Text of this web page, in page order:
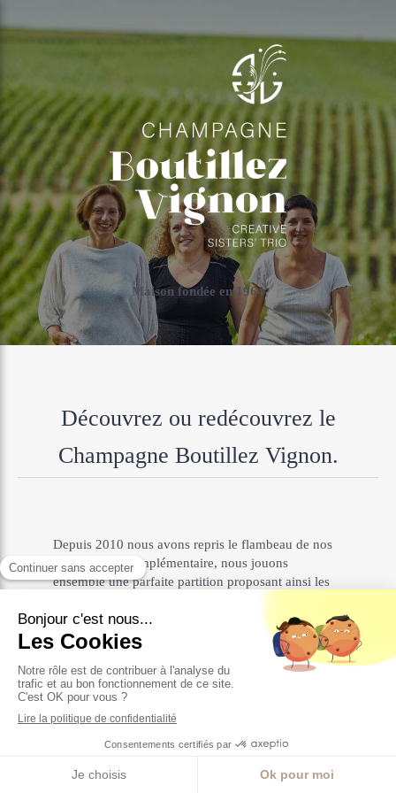
Maison fondée en 1964
Découvrez ou redécouvrez le
Champagne Boutillez Vignon.
Depuis 2010 nous avons repris le flambeau de nos
parents. Trio complémentaire, nous jouons
ensemble une parfaite partition proposant ainsi les
Vins de réserves, sélections massales ou encore
réserve perpétuelle sont un lien important entre
notre histoire passée présente et future.
2024 a représenté l'ouverture d'un nouveau chapitre
de notre histoire, le moment pour toutes les trois
d'ajouter notre touche commune à l'identité de notre
Notre identité, Créative sister'Trio symbolise la